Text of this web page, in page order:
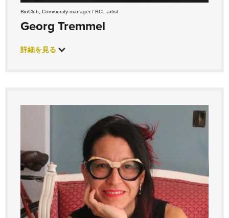
BioClub, Community manager / BCL artist
Georg Tremmel
詳細を見る